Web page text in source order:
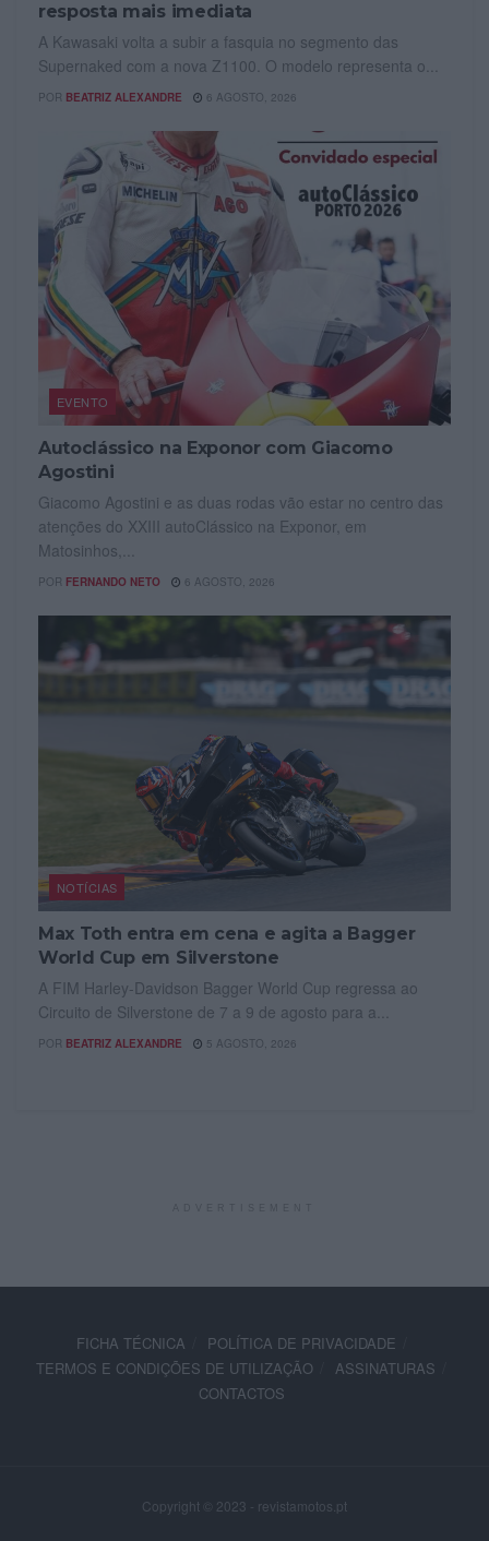
resposta mais imediata
A Kawasaki volta a subir a fasquia no segmento das
Supernaked com a nova Z1100. O modelo representa o...
POR BEATRIZ ALEXANDRE 6 AGOSTO, 2026
EVENTO
Autoclássico na Exponor com Giacomo
Agostini
Giacomo Agostini e as duas rodas vão estar no centro das
atenções do XXIII autoClássico na Exponor, em
Matosinhos,...
POR FERNANDO NETO 6 AGOSTO, 2026
NOTÍCIAS
Max Toth entra em cena e agita a Bagger
World Cup em Silverstone
A FIM Harley-Davidson Bagger World Cup regressa ao
Circuito de Silverstone de 7 a 9 de agosto para a...
POR BEATRIZ ALEXANDRE 5 AGOSTO, 2026
FICHA TÉCNICA
POLÍTICA DE PRIVACIDADE
TERMOS E CONDIÇÕES DE UTILIZAÇÃO
ASSINATURAS
CONTACTOS
Copyright © 2023 - revistamotos.pt